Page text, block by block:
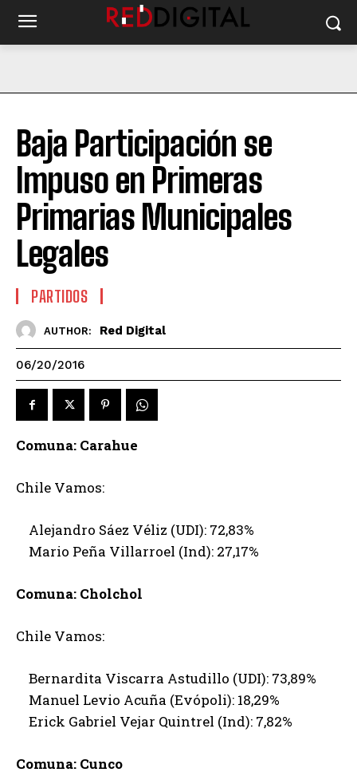
Baja Participación se
Impuso en Primeras
Primarias Municipales
Legales
PARTIDOS
AUTHOR: Red Digital
06/20/2016
Comuna: Carahue
Chile Vamos:
Alejandro Sáez Véliz (UDI): 72,83%
Mario Peña Villarroel (Ind): 27,17%
Comuna: Cholchol
Chile Vamos:
Bernardita Viscarra Astudillo (UDI): 73,89%
Manuel Levio Acuña (Evópoli): 18,29%
Erick Gabriel Vejar Quintrel (Ind): 7,82%
Comuna: Cunco